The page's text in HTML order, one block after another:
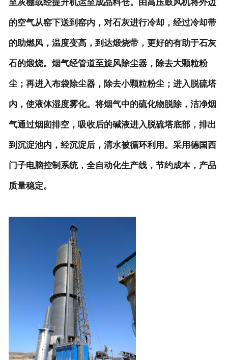
至灰棚或经提升机运至成品料仓。由高压鼓风机将外边
的空气从窑下送到窑内，对石灰进行冷却，经过冷却带
的助燃风，温度变高，到达煅烧带，更好的有助于石灰
石的煅烧。烟气经管道至旋风除尘器，除去大颗粒粉
尘；再进入布袋除尘器，除去小颗粒粉尘；进入脱硫塔
内，使液体湿度雾化。将烟气中的硫化物脱除，洁净烟
气通过烟囱排空，吸收后的碱液进入脱硫塔底部，排出
到沉淀池内，经沉淀后，清水被循环利用。采用德国西
门子电脑控制系统，全自动化生产线，节约成本，产品
质量稳定。